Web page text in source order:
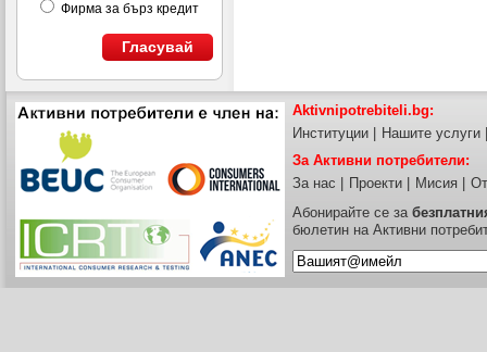
Фирма за бърз кредит
Гласувай
Aktivnipotrebiteli.bg:
Институции
Нашите услуги
За Активни потребители:
За нас
Проекти Мисия
Абонирайте се за
бюлетин на Активни